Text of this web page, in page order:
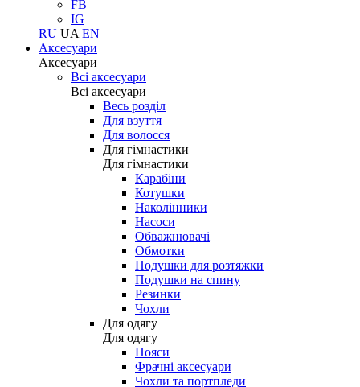
FB
IG
RU UA EN
Аксесуари
Аксесуари
Всі аксесуари
Всі аксесуари
Весь розділ
Для взуття
Для волосся
Для гімнастики
Для гімнастики
Карабіни
Котушки
Наколінники
Насоси
Обважнювачі
Обмотки
Подушки для розтяжки
Подушки на спину
Резинки
Чохли
Для одягу
Для одягу
Пояси
Фрачні аксесуари
Чохли та портпледи